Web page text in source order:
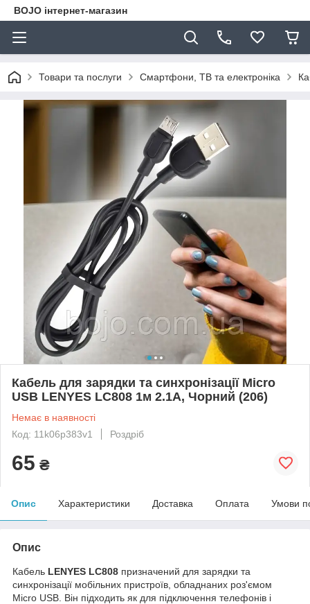
BOJO інтернет-магазин
Товари та послуги Смартфони, ТВ та електроніка
Кабель для зарядки та синхронізації Micro
USB LENYES LC808 1м 2.1A, Чорний (206)
Немає в наявності
Код: 11k06p383v1
Роздріб
65 ₴
Опис Характеристики Доставка Оплата Умови
Опис
Кабель LENYES LC808 призначений для зарядки та
синхронізації мобільних пристроїв, обладнаних роз'ємом
Micro USB. Він підходить як для підключення телефонів і